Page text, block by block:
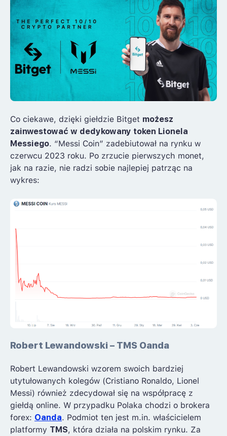
Co ciekawe, dzięki giełdzie Bitget możesz
zainwestować w dedykowany token Lionela
Messiego. “Messi Coin” zadebiutował na rynku w
czerwcu 2023 roku. Po zrzucie pierwszych monet,
jak na razie, nie radzi sobie najlepiej patrząc na
wykres:
Robert Lewandowski – TMS Oanda
Robert Lewandowski wzorem swoich bardziej
utytułowanych kolegów (Cristiano Ronaldo, Lionel
Messi) również zdecydował się na współpracę z
giełdą online. W przypadku Polaka chodzi o brokera
forex: Oanda. Podmiot ten jest m.in. właścicielem
platformy TMS, która działa na polskim rynku. Za